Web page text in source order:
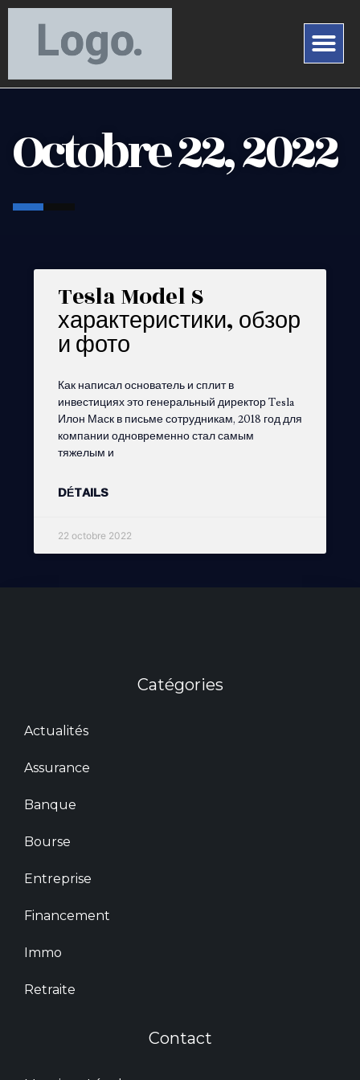
Octobre 22, 2022
Tesla Model S
характеристики, обзор
и фото
Как написал основатель и сплит в
инвестициях это генеральный директор Tesla
Илон Маск в письме сотрудникам, 2018 год для
компании одновременно стал самым
тяжелым и
DÉTAILS
22 octobre 2022
Catégories
Actualités
Assurance
Banque
Bourse
Entreprise
Financement
Immo
Retraite
Contact